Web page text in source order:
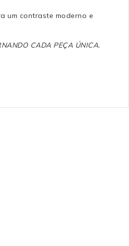
um contraste moderno e
CADA PEÇA ÚNICA.